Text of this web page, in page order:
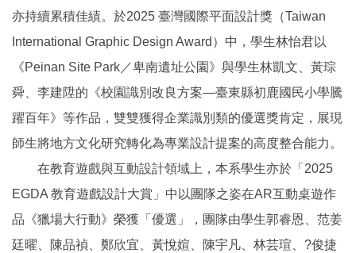
亦持續累積佳績。於2025 臺灣國際平面設計獎（Taiwan
International Graphic Design Award）中，學生林怡君以
《Peinan Site Park／卑南遺址公園》與學生林凱文、黃琮
舜、李建陞的《校園識別改良方案—臺東縣初鹿國民小學騰
躍百年》等作品，雙雙獲得企業識別類的優選獎肯定，展現
師生將地方文化研究轉化為專業設計提案的高度整合能力。
在教育遊戲與互動設計領域上，本系學生亦於「2025
EGDA 教育遊戲設計大賞」中以團隊之姿在AR互動桌遊作
品《獵場大行動》榮獲「優選」，團隊由學生郭睿恩、范姜
廷曜、陳品禎、鄭欣宜、黃悅媗、陳宇凡、林芸瑄、?俊捷